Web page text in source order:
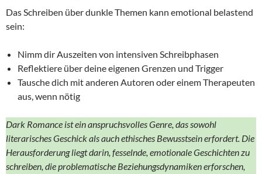
Das Schreiben über dunkle Themen kann emotional belastend
sein:
Nimm dir Auszeiten von intensiven Schreibphasen
Reflektiere über deine eigenen Grenzen und Trigger
Tausche dich mit anderen Autoren oder einem Therapeuten
aus, wenn nötig
Dark Romance ist ein anspruchsvolles Genre, das sowohl
literarisches Geschick als auch ethisches Bewusstsein erfordert. Die
Herausforderung liegt darin, fesselnde, emotionale Geschichten zu
schreiben, die problematische Beziehungsdynamiken erforschen,